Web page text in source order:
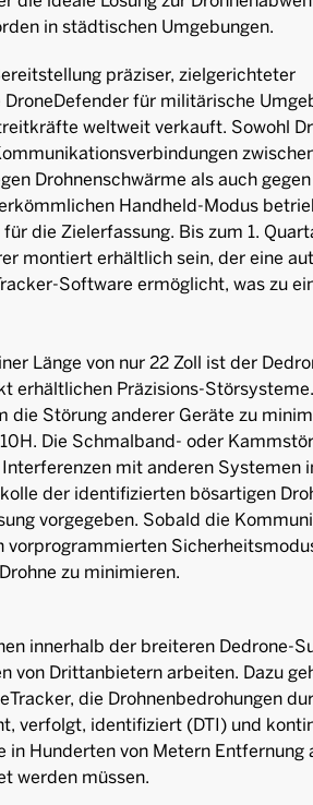
in städtischen Umgebungen.
präziser, zielgerichteter
für militärische
weltweit verkauft. Sowohl
Drohnenschwärme als auch
Handheld-Modus
die Zielerfassung. Bis zum 1.
montiert erhältlich sein, der eine
Software ermöglicht, was zu
Länge von nur 22 Zoll ist der
erhältlichen Präzisions-
Störung anderer Geräte zu
Die Schmalband- oder
mit anderen Systemen
der identifizierten bösartigen
vorgegeben. Sobald die
vorprogrammierten
zu minimieren.
innerhalb der breiteren Dedrone-
von Drittanbietern arbeiten. Dazu
die Drohnenbedrohungen
verfolgt, identifiziert (DTI) und
in Hunderten von Metern
werden müssen.